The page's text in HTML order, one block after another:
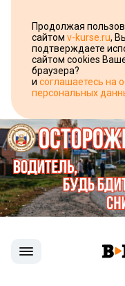
Продолжая
сайтом v-kurse.ru,
подтверждаете
сайтом cookies
браузера?
и соглашаетесь на
персональных